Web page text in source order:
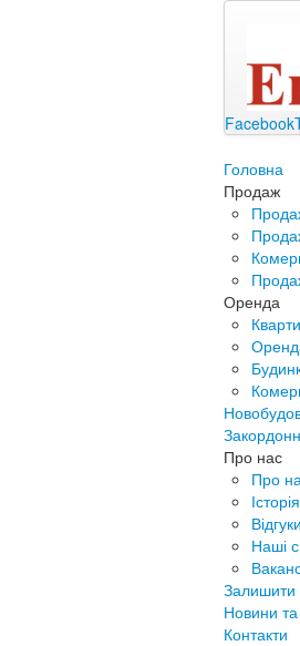
Facebook
Головна
Продаж
Оренда
Про нас
Про
Наші
Залишити
Новини та
Контакти